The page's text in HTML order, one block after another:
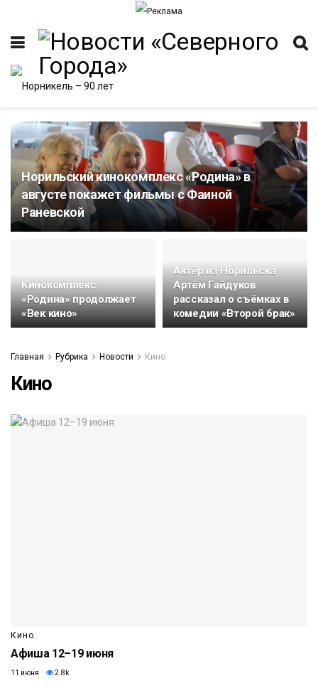
Норильский кинокомплекс «Родина» в
августе покажет фильмы с Фаиной
Раневской
Кинокомплекс
«Родина» продолжает
«Век кино»
Актёр из Норильска
Артём Гайдуков
рассказал о съёмках в
комедии «Второй брак»
Главная Рубрика Новости Кино
Кино
Кино
Афиша 12–19 июня
11 июня 2.8k